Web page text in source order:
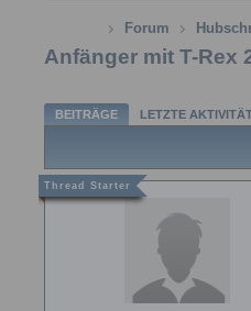
Forum
Anfänger mit T-Rex
BEITRÄGE LETZTE